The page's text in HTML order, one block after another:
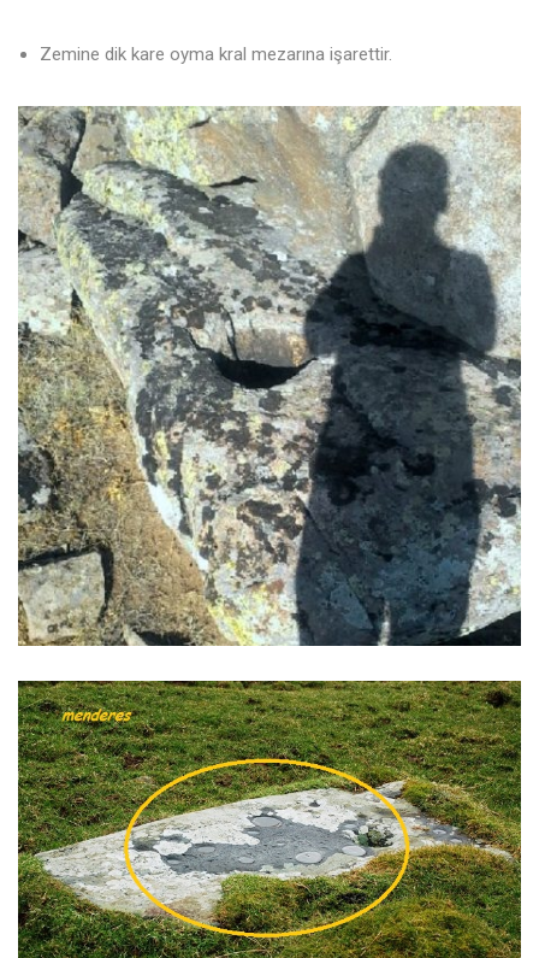
Zemine dik kare oyma kral mezarına işarettir.